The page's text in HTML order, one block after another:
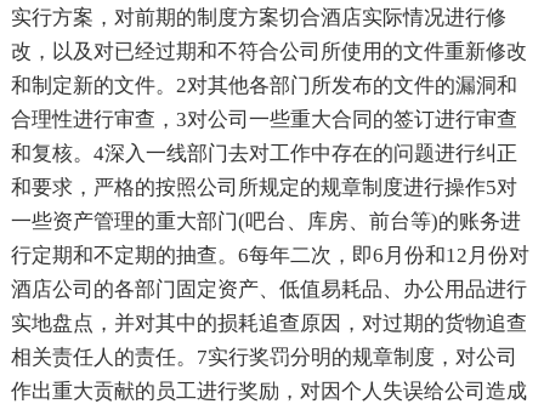
实行方案，对前期的制度方案切合酒店实际情况进行修
改，以及对已经过期和不符合公司所使用的文件重新修改
和制定新的文件。2对其他各部门所发布的文件的漏洞和
合理性进行审查，3对公司一些重大合同的签订进行审查
和复核。4深入一线部门去对工作中存在的问题进行纠正
和要求，严格的按照公司所规定的规章制度进行操作5对
一些资产管理的重大部门(吧台、库房、前台等)的账务进
行定期和不定期的抽查。6每年二次，即6月份和12月份对
酒店公司的各部门固定资产、低值易耗品、办公用品进行
实地盘点，并对其中的损耗追查原因，对过期的货物追查
相关责任人的责任。7实行奖罚分明的规章制度，对公司
作出重大贡献的员工进行奖励，对因个人失误给公司造成